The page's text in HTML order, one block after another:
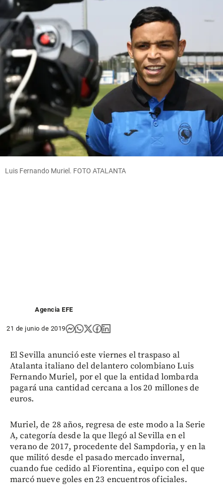
Luis Fernando Muriel. FOTO ATALANTA
Agencia EFE
21 de junio de 2019
El Sevilla anunció este viernes el traspaso al
Atalanta italiano del delantero colombiano Luis
Fernando Muriel, por el que la entidad lombarda
pagará una cantidad cercana a los 20 millones de
euros.
Muriel, de 28 años, regresa de este modo a la Serie
A, categoría desde la que llegó al Sevilla en el
verano de 2017, procedente del Sampdoria, y en la
que militó desde el pasado mercado invernal,
cuando fue cedido al Fiorentina, equipo con el que
marcó nueve goles en 23 encuentros oficiales.